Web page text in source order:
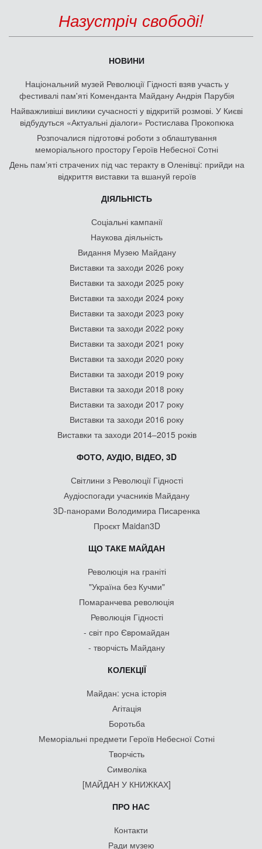
Назустріч свободі!
НОВИНИ
Національний музей Революції Гідності взяв участь у
фестивалі пам'яті Коменданта Майдану Андрія Парубія
Найважливіші виклики сучасності у відкритій розмові. У Києві
відбудуться «Актуальні діалоги» Ростислава Прокопюка
Розпочалися підготовчі роботи з облаштування
меморіального простору Героїв Небесної Сотні
День памʼяті страчених під час теракту в Оленівці: прийди на
відкриття виставки та вшануй героїв
ДІЯЛЬНІСТЬ
Соціальні кампанії
Наукова діяльність
Видання Музею Майдану
Виставки та заходи 2026 року
Виставки та заходи 2025 року
Виставки та заходи 2024 року
Виставки та заходи 2023 року
Виставки та заходи 2022 року
Виставки та заходи 2021 року
Виставки та заходи 2020 року
Виставки та заходи 2019 року
Виставки та заходи 2018 року
Виставки та заходи 2017 року
Виставки та заходи 2016 року
Виставки та заходи 2014–2015 років
ФОТО, АУДІО, ВІДЕО, 3D
Світлини з Революції Гідності
Аудіоспогади учасників Майдану
3D-панорами Володимира Писаренка
Проєкт Maidan3D
ЩО ТАКЕ МАЙДАН
Революція на граніті
"Україна без Кучми"
Помаранчева революція
Революція Гідності
- світ про Євромайдан
- творчість Майдану
КОЛЕКЦІЇ
Майдан: усна історія
Агітація
Боротьба
Меморіальні предмети Героїв Небесної Сотні
Творчість
Символіка
[МАЙДАН У КНИЖКАХ]
ПРО НАС
Контакти
Ради музею